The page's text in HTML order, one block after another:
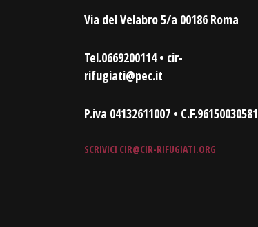
Via del Velabro 5/a 00186 Roma
Tel.0669200114 • cir-
rifugiati@pec.it
P.iva 04132611007 • C.F.96150030581
SCRIVICI CIR@CIR-RIFUGIATI.ORG